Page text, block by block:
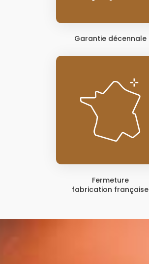
Garantie décennale
Fermeture
fabrication française